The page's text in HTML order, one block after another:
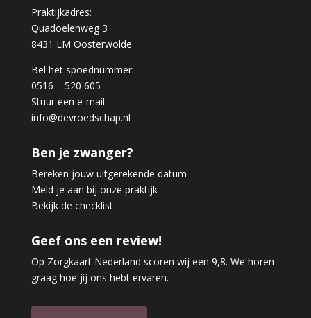
Praktijkadres:
Quadoelenweg 3
8431 LM Oosterwolde
Bel het spoednummer:
0516 – 520 605
Stuur een e-mail:
info@devroedschap.nl
Ben je zwanger?
Bereken jouw uitgerekende datum
Meld je aan bij onze praktijk
Bekijk de checklist
Geef ons een review!
Op Zorgkaart Nederland scoren wij een 9,8. We horen
graag hoe jij ons hebt ervaren.